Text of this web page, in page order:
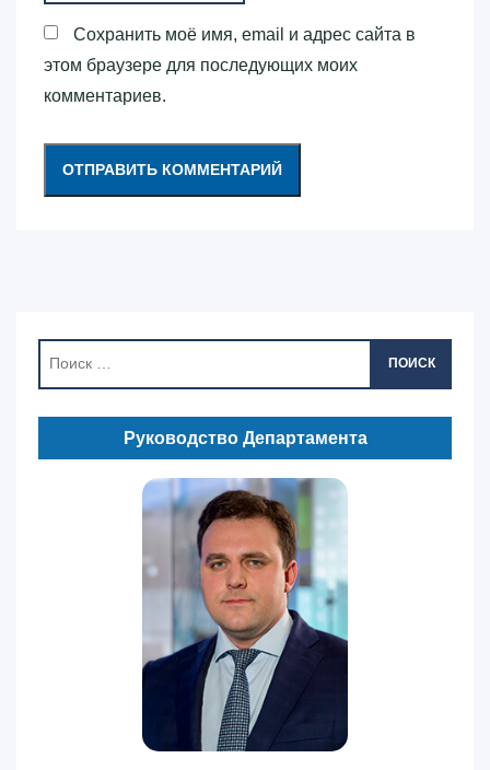
Сохранить моё имя, email и адрес сайта в
этом браузере для последующих моих
комментариев.
ПОИСК
Руководство Департамента